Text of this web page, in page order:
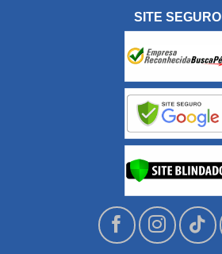
SITE SEGURO